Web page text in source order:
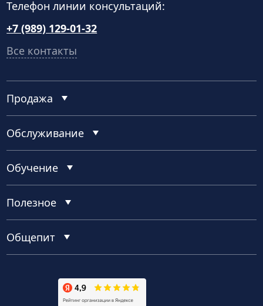
Телефон линии консультаций:
+7 (989) 129-01-32
Все контакты
Продажа
Обслуживание
Обучение
Полезное
Общепит